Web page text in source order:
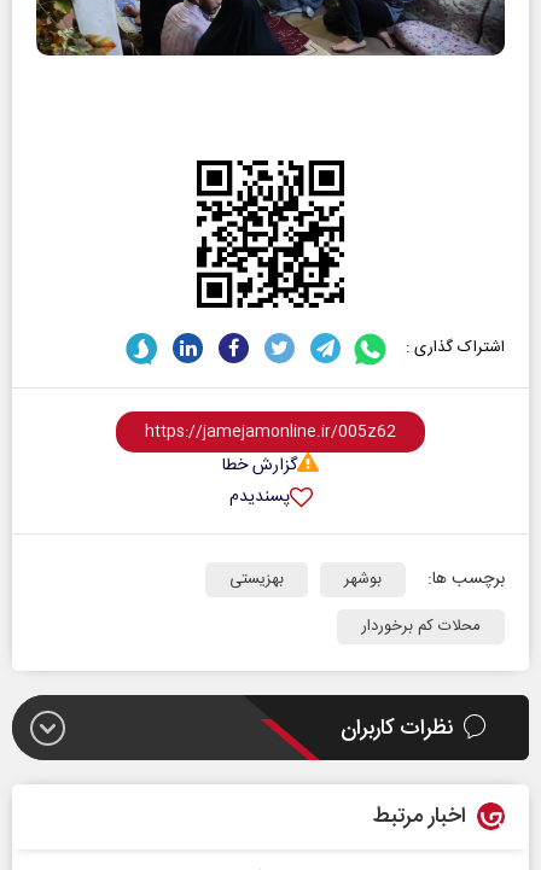
اشتراک گذاری :
گزارش خطا
پسندیدم
برچسب ها: بوشهر
بهزیستی
محلات کم برخوردار
نظرات کاربران
اخبار مرتبط